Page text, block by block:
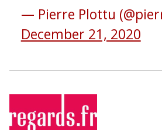
— Pierre Plottu
December 21, 2020